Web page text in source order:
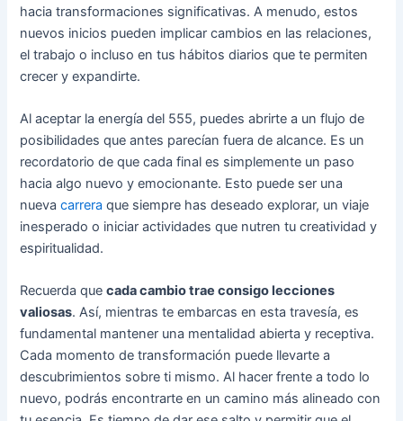
hacia transformaciones significativas. A menudo, estos
nuevos inicios pueden implicar cambios en las relaciones,
el trabajo o incluso en tus hábitos diarios que te permiten
crecer y expandirte.
Al aceptar la energía del 555, puedes abrirte a un flujo de
posibilidades que antes parecían fuera de alcance. Es un
recordatorio de que cada final es simplemente un paso
hacia algo nuevo y emocionante. Esto puede ser una
nuevacarrera que siempre has deseado explorar, un viaje
inesperado o iniciar actividades que nutren tu creatividad y
espiritualidad.
Recuerda quecada cambio trae consigo lecciones
valiosas. Así, mientras te embarcas en esta travesía, es
fundamental mantener una mentalidad abierta y receptiva.
Cada momento de transformación puede llevarte a
descubrimientos sobre ti mismo. Al hacer frente a todo lo
nuevo, podrás encontrarte en un camino más alineado con